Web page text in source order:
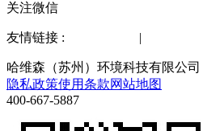
关注微信
友情链接 : |
哈维森（苏州）环境科技有限公司
隐私政策使用条款网站地图
400-667-5887